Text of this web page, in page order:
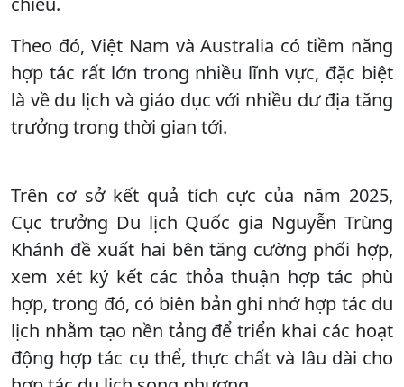
Theo đó, Việt Nam và Australia có tiềm năng
hợp tác rất lớn trong nhiều lĩnh vực, đặc biệt
là về du lịch và giáo dục với nhiều dư địa tăng
trưởng trong thời gian tới.
Trên cơ sở kết quả tích cực của năm 2025,
Cục trưởng Du lịch Quốc gia Nguyễn Trùng
Khánh đề xuất hai bên tăng cường phối hợp,
xem xét ký kết các thỏa thuận hợp tác phù
hợp, trong đó, có biên bản ghi nhớ hợp tác du
lịch nhằm tạo nền tảng để triển khai các hoạt
động hợp tác cụ thể, thực chất và lâu dài cho